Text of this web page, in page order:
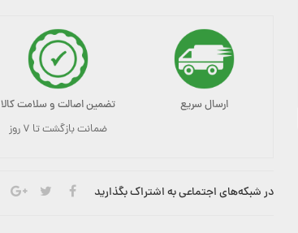
ارسال سریع تضمین اصالت و سلامت کالا
ضمانت بازگشت تا ۷ روز
در شبکه‌های اجتماعی به اشتراک بگذارید